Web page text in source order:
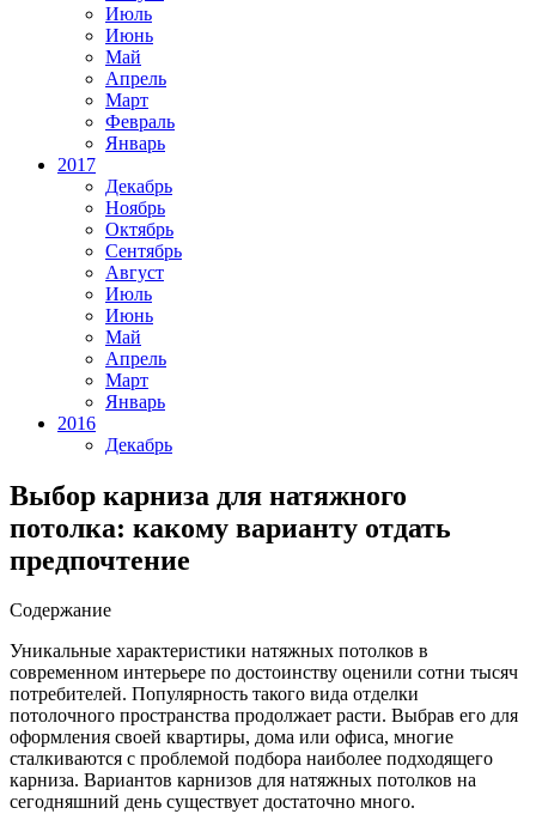
Июль
Июнь
Май
Апрель
Март
Февраль
Январь
2017
Декабрь
Ноябрь
Октябрь
Сентябрь
Август
Июль
Июнь
Май
Апрель
Март
Январь
2016
Декабрь
Выбор карниза для натяжного
потолка: какому варианту отдать
предпочтение
Содержание
Уникальные характеристики натяжных потолков в
современном интерьере по достоинству оценили сотни тысяч
потребителей. Популярность такого вида отделки
потолочного пространства продолжает расти. Выбрав его для
оформления своей квартиры, дома или офиса, многие
сталкиваются с проблемой подбора наиболее подходящего
карниза. Вариантов карнизов для натяжных потолков на
сегодняшний день существует достаточно много.